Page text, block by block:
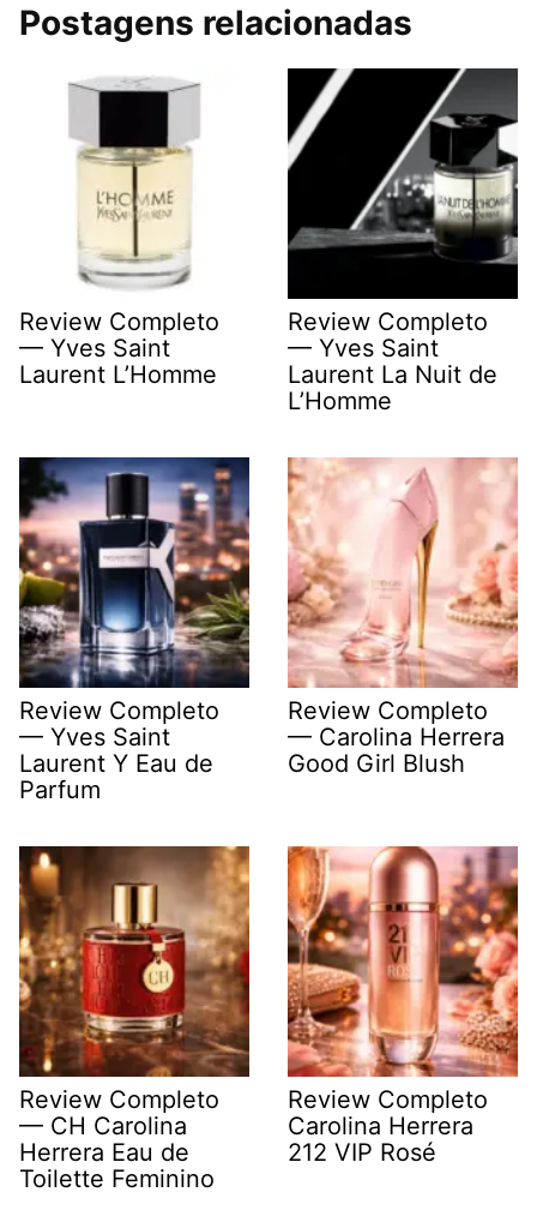
Postagens relacionadas
Review Completo
— Yves Saint
Laurent L’Homme
Review Completo
— Yves Saint
Laurent La Nuit de
L’Homme
Review Completo
— Yves Saint
Laurent Y Eau de
Parfum
Review Completo
— Carolina Herrera
Good Girl Blush
Review Completo
— CH Carolina
Herrera Eau de
Toilette Feminino
Review Completo
Carolina Herrera
212 VIP Rosé